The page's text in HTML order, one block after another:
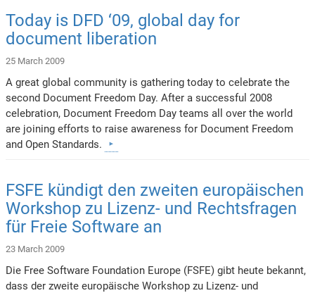
Today is DFD ‘09, global day for
document liberation
25 March 2009
A great global community is gathering today to celebrate the
second Document Freedom Day. After a successful 2008
celebration, Document Freedom Day teams all over the world
are joining efforts to raise awareness for Document Freedom
and Open Standards.
FSFE kündigt den zweiten europäischen
Workshop zu Lizenz- und Rechtsfragen
für Freie Software an
23 March 2009
Die Free Software Foundation Europe (FSFE) gibt heute bekannt,
dass der zweite europäische Workshop zu Lizenz- und